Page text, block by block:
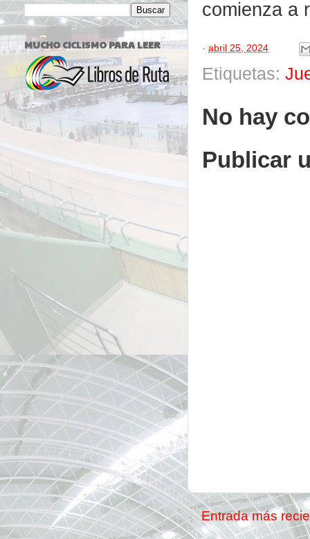
comienza a
- abril 25, 2024
Etiquetas:
No hay
Publicar
Entrada más
MUCHO CICLISMO PARA LEER